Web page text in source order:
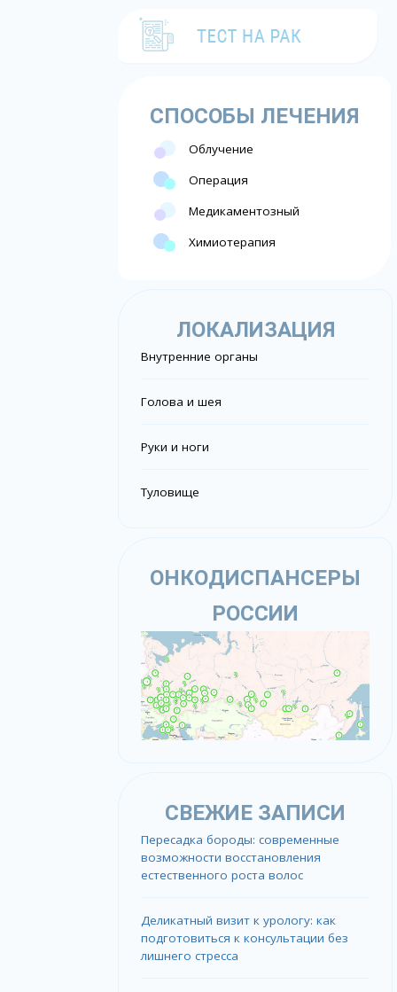
СПОСОБЫ ЛЕЧЕНИЯ
Облучение
Операция
Медикаментозный
Химиотерапия
ЛОКАЛИЗАЦИЯ
Внутренние органы
Голова и шея
Руки и ноги
Туловище
ОНКОДИСПАНСЕРЫ
РОССИИ
СВЕЖИЕ ЗАПИСИ
Пересадка бороды: современные
возможности восстановления
естественного роста волос
Деликатный визит к урологу: как
подготовиться к консультации без
лишнего стресса